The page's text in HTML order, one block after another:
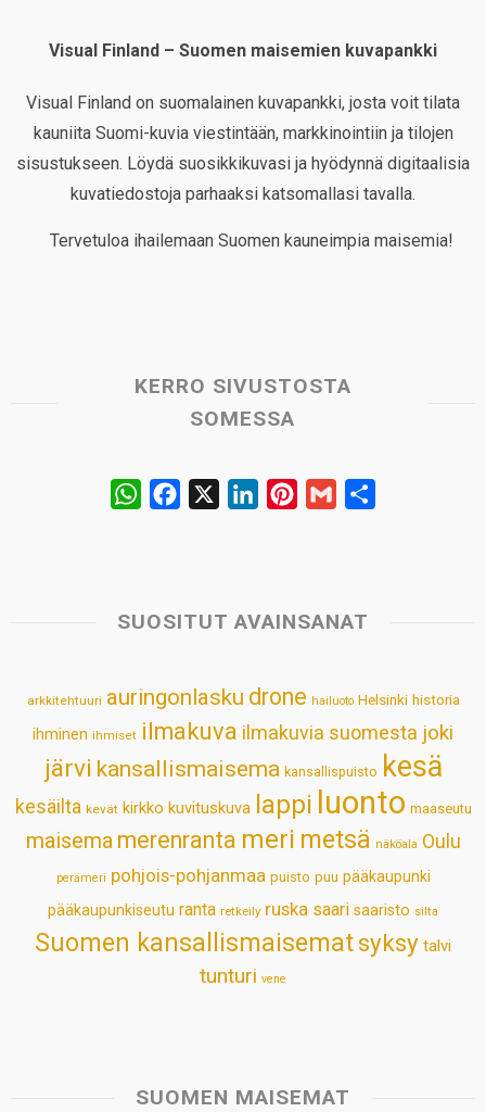
Visual Finland – Suomen maisemien kuvapankki
Visual Finland on suomalainen kuvapankki, josta voit tilata
kauniita Suomi-kuvia viestintään, markkinointiin ja tilojen
sisustukseen. Löydä suosikkikuvasi ja hyödynnä digitaalisia
kuvatiedostoja parhaaksi katsomallasi tavalla.
Tervetuloa ihailemaan Suomen kauneimpia maisemia!
KERRO SIVUSTOSTA
SOMESSA
W
s
p
b
k
e
n
e
s
t
l
SUOSITUT AVAINSANAT
arkkitehtuuri auringonlasku drone hailuoto Helsinki historia
ihminen ihmiset ilmakuva ilmakuvia suomesta joki
järvi kansallismaisema kansallispuisto kesä
kesäilta kevät kirkko kuvituskuva lappi luonto maaseutu
maisema merenranta meri metsä näköala Oulu
perämeri pohjois-pohjanmaa puisto puu pääkaupunki
pääkaupunkiseutu ranta retkeily ruska saari saaristo silta
Suomen kansallismaisematsyksy talvi
tunturi vene
SUOMEN MAISEMAT